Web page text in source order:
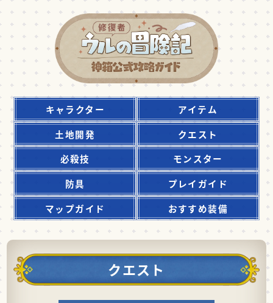
キャラクター
アイテム
土地開発
クエスト
必殺技
モンスター
防具
プレイガイド
マップガイド
おすすめ装備
クエスト